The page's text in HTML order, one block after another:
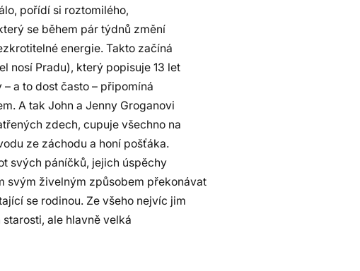
pořídí si roztomilého,
se během pár týdnů změní
energie. Takto začíná
nosí Pradu), který popisuje 13 let
a to dost často – připomíná
A tak John a Jenny Groganovi
zdech, cupuje všechno na
ze záchodu a honí pošťáka.
svých páníčků, jejich úspěchy
svým živelným způsobem překonávat
se rodinou. Ze všeho nejvíc jim
ale hlavně velká